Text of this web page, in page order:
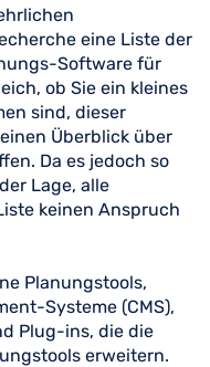
eine Liste der
Software für
ob Sie ein kleines
sind, dieser
Überblick über
Da es jedoch so
Lage, alle
keinen Anspruch
Planungstools,
Systeme (CMS),
Plug-ins, die die
erweitern.